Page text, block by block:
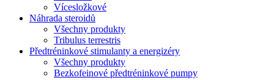
Vícesložkové
Náhrada steroidů
Všechny produkty
Tribulus terrestris
Předtréninkové stimulanty a energizéry
Všechny produkty
Bezkofeinové předtréninkové pumpy